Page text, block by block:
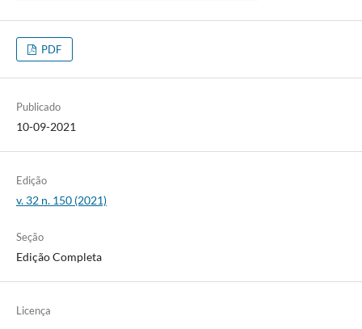
PDF
Publicado
10-09-2021
Edição
v. 32 n. 150 (2021)
Seção
Edição Completa
Licença